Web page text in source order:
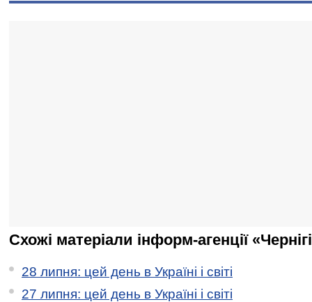
Схожі матеріали інформ-агенції
28 липня: цей день в Україні і світі
27 липня: цей день в Україні і світі